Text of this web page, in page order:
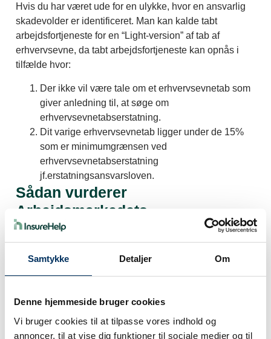
Samtykke Detaljer Om
Denne hjemmeside bruger cookies
Vi bruger cookies til at tilpasse vores indhold og
annoncer, til at vise dig funktioner til sociale medier og til
Hvis du har været ude for en ulykke, hvor en ansvarlig
skadevolder er identificeret. Man kan kalde tabt
arbejdsfortjeneste for en “Light-version” af tab af
erhvervsevne, da tabt arbejdsfortjeneste kan opnås i
tilfælde hvor:
Der ikke vil være tale om et erhvervsevnetab som
giver anledning til, at søge om
erhvervsevnetabserstatning.
Dit varige erhvervsevnetab ligger under de 15%
som er minimumgrænsen ved
erhvervsevnetabserstatning
jf.erstatningsansvarsloven.
Sådan vurderer
Arbejdsmarkedets
Erhvervssikring din sag
Erstatning for tabt arbejdsfortjeneste ydes i henhold til
§2 i erstatningsansvarsloven (EAL). I praksis vurderes
dit erhvervsevnetab af Arbejdsmarkedets
vurderes omfanget af dit erhvervsevnetab inden for
senest 2 år efter anmodning om vurdering.